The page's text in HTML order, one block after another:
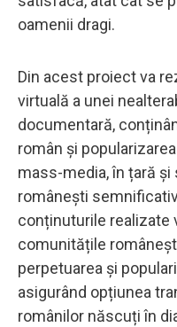
oamenii dragi.
Din acest proiect va
virtuală a unei
documentară,
român și
mass-media, în țară
românești
conținuturile realizate
comunitățile
perpetuarea și
asigurând opțiunea
românilor născuți în